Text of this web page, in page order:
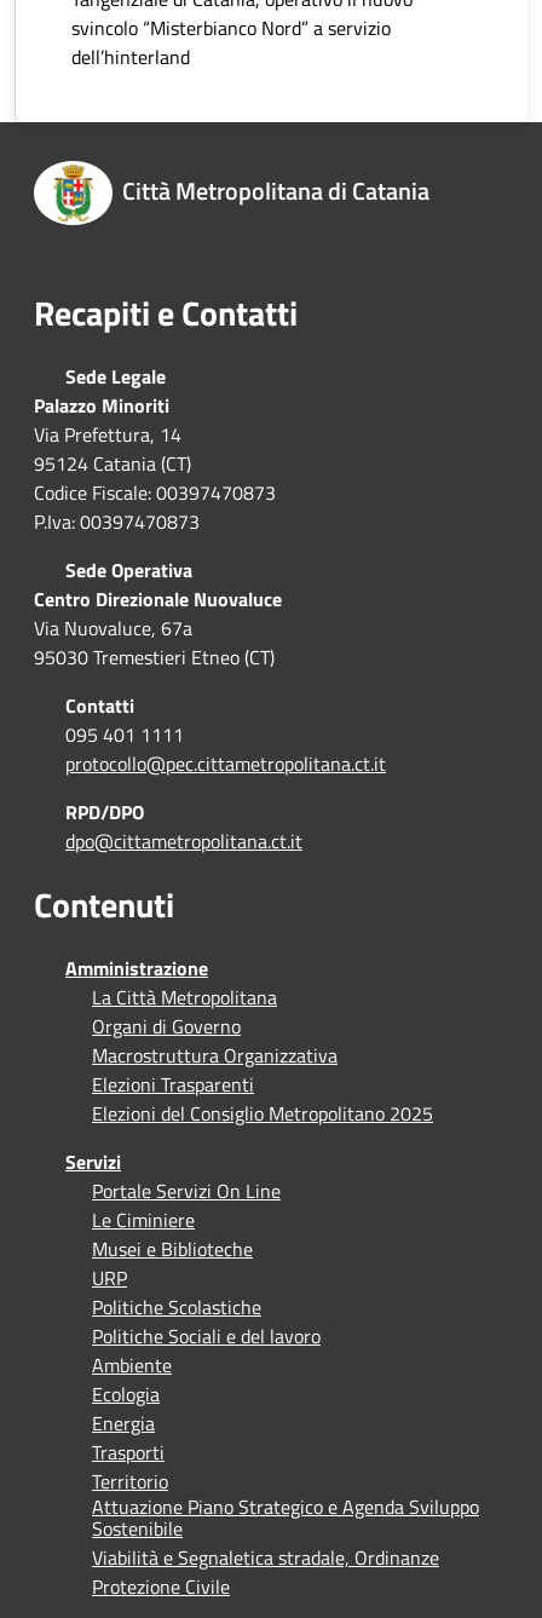
svincolo “Misterbianco Nord” a servizio
dell’hinterland
Città Metropolitana di Catania
Recapiti e Contatti
Sede Legale
Palazzo Minoriti
Via Prefettura, 14
95124 Catania (CT)
Codice Fiscale: 00397470873
P.Iva: 00397470873
Sede Operativa
Centro Direzionale Nuovaluce
Via Nuovaluce, 67a
95030 Tremestieri Etneo (CT)
Contatti
095 401 1111
protocollo@pec.cittametropolitana.ct.it
RPD/DPO
dpo@cittametropolitana.ct.it
Contenuti
Amministrazione
La Città Metropolitana
Organi di Governo
Macrostruttura Organizzativa
Elezioni Trasparenti
Elezioni del Consiglio Metropolitano 2025
Servizi
Portale Servizi On Line
Le Ciminiere
Musei e Biblioteche
URP
Politiche Scolastiche
Politiche Sociali e del lavoro
Ambiente
Ecologia
Energia
Trasporti
Territorio
Attuazione Piano Strategico e Agenda Sviluppo
Sostenibile
Viabilità e Segnaletica stradale, Ordinanze
Protezione Civile